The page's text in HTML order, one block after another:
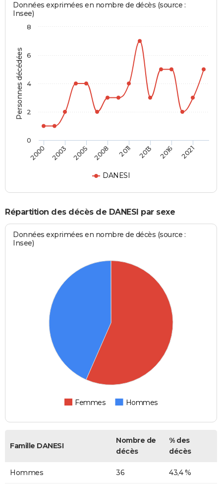
Personnes décédées
Données exprimées en nombre de décès (source :
Insee)
DANESI
2000 2003 2005 2008 2011 2013 2016 2021
0
2
4
6
8
Répartition des décès de DANESI par sexe
Données exprimées en nombre de décès (source :
Insee)
Femmes Hommes
Famille DANESI
Nombre de
décès
% des
décès
Hommes 36 43,4 %